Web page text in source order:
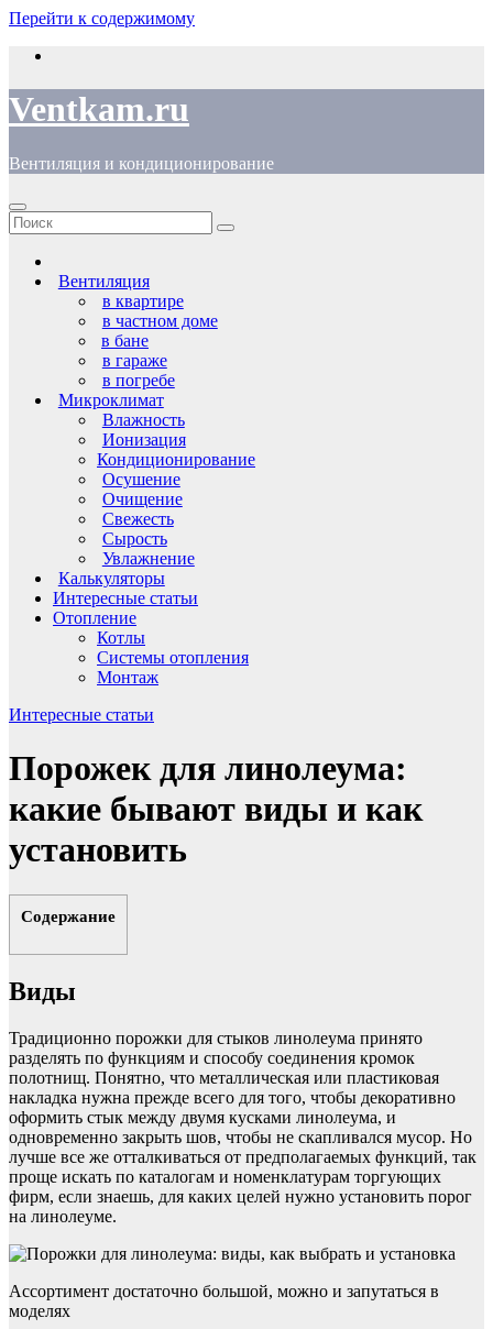
Перейти к содержимому
Ventkam.ru
Вентиляция и кондиционирование
Вентиляция
в квартире
в частном доме
в бане
в гараже
в погребе
Микроклимат
Влажность
Ионизация
Кондиционирование
Осушение
Очищение
Свежесть
Сырость
Увлажнение
Калькуляторы
Интересные статьи
Отопление
Котлы
Системы отопления
Монтаж
Интересные статьи
Порожек для линолеума:
какие бывают виды и как
установить
Содержание
Виды
Традиционно порожки для стыков линолеума принято
разделять по функциям и способу соединения кромок
полотнищ. Понятно, что металлическая или пластиковая
накладка нужна прежде всего для того, чтобы декоративно
оформить стык между двумя кусками линолеума, и
одновременно закрыть шов, чтобы не скапливался мусор. Но
лучше все же отталкиваться от предполагаемых функций, так
проще искать по каталогам и номенклатурам торгующих
фирм, если знаешь, для каких целей нужно установить порог
на линолеуме.
Ассортимент достаточно большой, можно и запутаться в
моделях